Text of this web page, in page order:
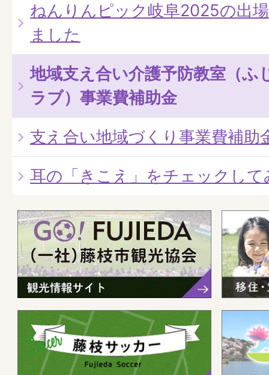
ねんりんピック岐阜2025の出
ました
地域支え合い介護予防教室（ふ
ラブ）事業費補助金
支え合い地域づくり事業費補助
耳の「きこえ」をチェックし